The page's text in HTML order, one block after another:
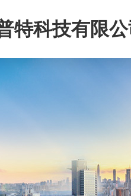
特科技有限